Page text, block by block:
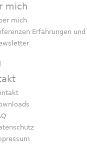
mich
mich
Erfahrungen und